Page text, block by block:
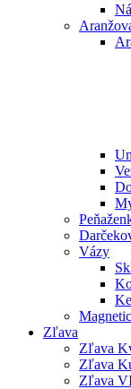
Vázy
Zľava
Zľava
Zľava
Zľava